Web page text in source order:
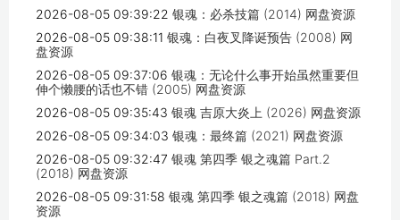
2026-08-05 09:39:22 银魂：必杀技篇 (2014) 网盘资源
2026-08-05 09:38:11 银魂：白夜叉降诞预告 (2008) 网
盘资源
2026-08-05 09:37:06 银魂：无论什么事开始虽然重要但
伸个懒腰的话也不错 (2005) 网盘资源
2026-08-05 09:35:43 银魂 吉原大炎上 (2026) 网盘资源
2026-08-05 09:34:03 银魂：最终篇 (2021) 网盘资源
2026-08-05 09:32:47 银魂 第四季 银之魂篇 Part.2
(2018) 网盘资源
2026-08-05 09:31:58 银魂 第四季 银之魂篇 (2018) 网盘
资源